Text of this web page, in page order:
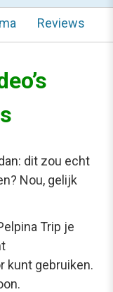
Reviews
dit zou echt
Nou, gelijk
Trip je
kunt gebruiken.